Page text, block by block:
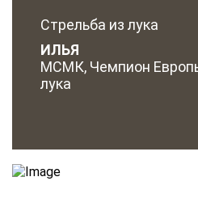
Стрельба из лука
ИЛЬЯ
МСМК, Чемпион
лука